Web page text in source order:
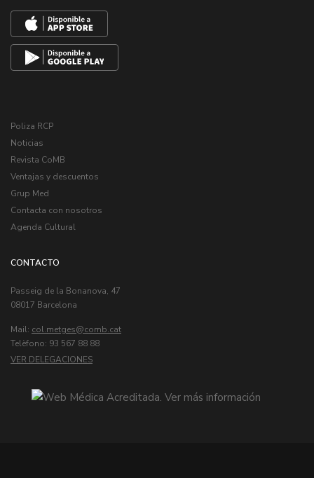
Poliza RCP
Noticias
Revista CoMB
Ventajas y descuentos
Grup Med
Contacta con nosotros
Agenda Cultural
CONTACTO
Passeig de la Bonanova, 47
08017 Barcelona
Mail: col.metges
Telèfono: 93 567 88 88
VER DELEGACIONES